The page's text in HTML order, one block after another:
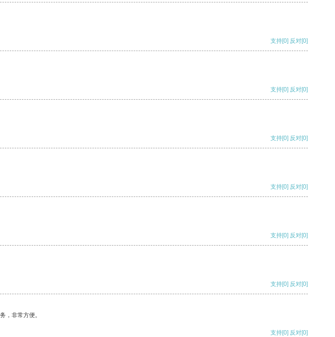
支持[0] 反对[0]
支持[0] 反对[0]
支持[0] 反对[0]
支持[0] 反对[0]
支持[0] 反对[0]
支持[0] 反对[0]
，非常方便。
支持[0] 反对[0]